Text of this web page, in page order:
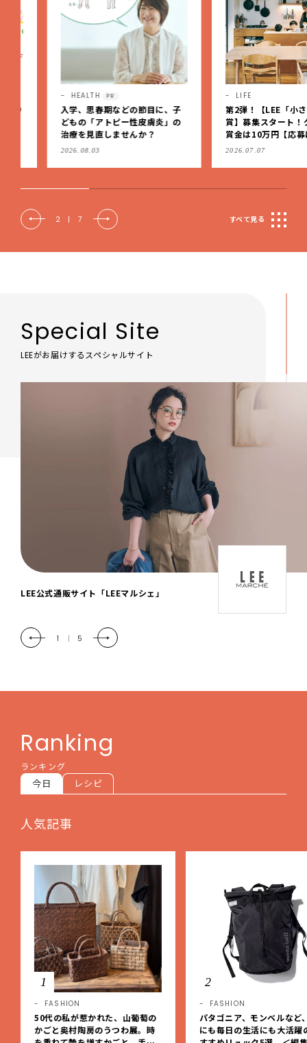
HEALTH PR
入学、思春期などの節目に、子
どもの「アトピー性皮膚炎」の
治療を見直しませんか？
2026.08.03
第2弾！【LEE「小さい家
賞】募集スタート！グラン
賞金は10万円【応募は9月
（日）まで】
2026.07.07
2 | 7 すべて見る
Special Site
LEEがお届けするスペシャルサイト
「LEE DAYS」本物志向にときめく。大人カ
2 | 5
Ranking
ランキング
今日 レシピ
人気記事
1
FASHION
50代の私が惹かれた、山葡萄の
かごと奥村陶房のうつわ展。時
2
FASHION
パタゴニア、モンベルなど
にも毎日の生活にも大活躍